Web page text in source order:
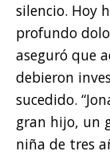
silencio. Hoy
profundo
aseguró que
debieron
sucedido.
gran hijo, un
niña de tres